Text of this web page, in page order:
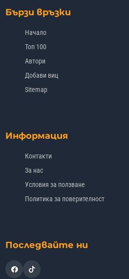
Бързи връзки
Начало
Топ 100
Автори
Добави виц
Sitemap
Информация
Контакти
За нас
Условия за ползване
Политика за поверителност
Последвайте ни